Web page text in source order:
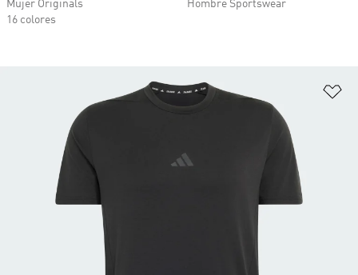
Mujer Originals
16 colores
Hombre Sportswear